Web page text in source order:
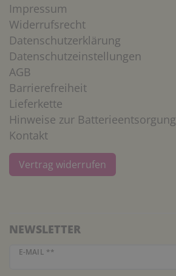
Impressum
Widerrufsrecht
Datenschutzerklärung
Datenschutzeinstellungen
AGB
Barrierefreiheit
Lieferkette
Hinweise zur Batterieentsorgung
Kontakt
Vertrag widerrufen
NEWSLETTER
E-MAIL **
Newsletter Honig